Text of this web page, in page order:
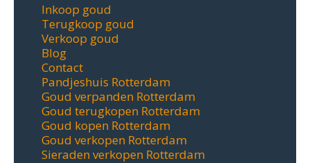
Inkoop goud
Terugkoop goud
Verkoop goud
Blog
Contact
Pandjeshuis Rotterdam
Goud verpanden Rotterdam
Goud terugkopen Rotterdam
Goud kopen Rotterdam
Goud verkopen Rotterdam
Sieraden verkopen Rotterdam